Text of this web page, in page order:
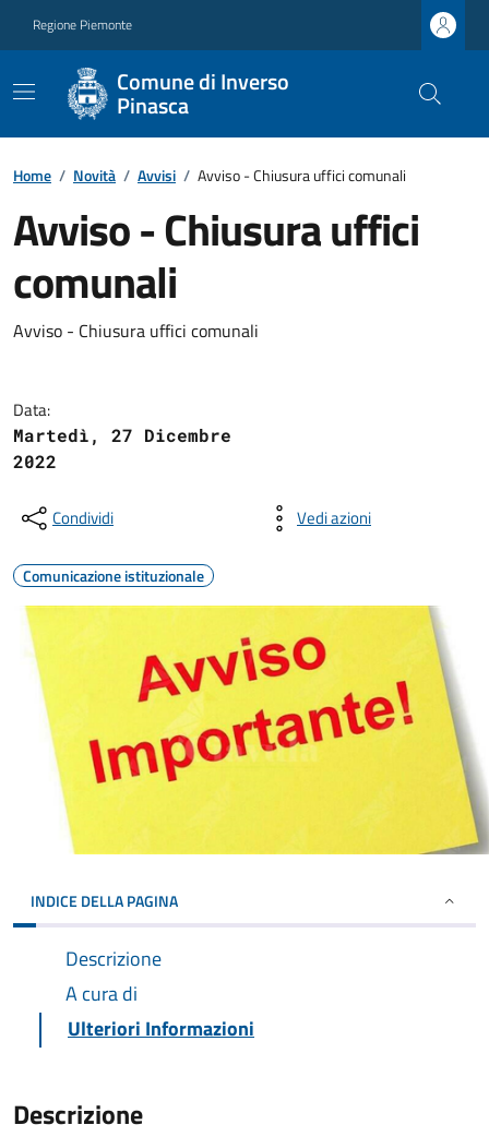
Regione Piemonte
Comune di Inverso
Pinasca
Home / Novità / Avvisi / Avviso - Chiusura uffici comunali
Avviso - Chiusura uffici
comunali
Avviso - Chiusura uffici comunali
Data:
Martedì, 27 Dicembre
2022
Condividi Vedi azioni
Comunicazione istituzionale
INDICE DELLA PAGINA
Descrizione
A cura di
Ulteriori Informazioni
Descrizione